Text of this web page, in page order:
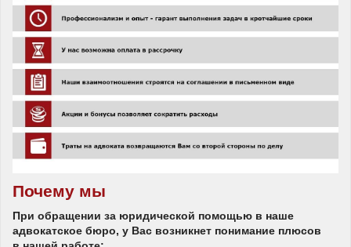
Почему мы
При обращении за юридической помощью в наше
адвокатское бюро, у Вас возникнет понимание плюсов